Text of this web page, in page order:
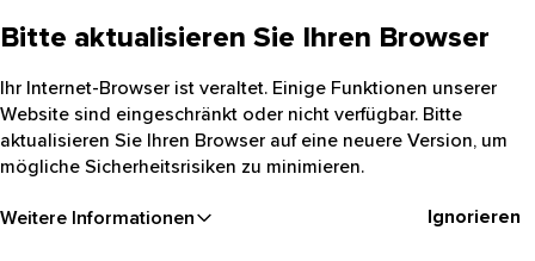
Bitte aktualisieren Sie Ihren Browser
Ihr Internet-Browser ist veraltet. Einige Funktionen unserer
Website sind eingeschränkt oder nicht verfügbar. Bitte
aktualisieren Sie Ihren Browser auf eine neuere Version, um
mögliche Sicherheitsrisiken zu minimieren.
Weitere Informationen Ignorieren